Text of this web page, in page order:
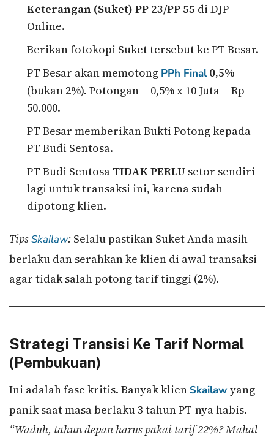
Keterangan (Suket) PP 23/PP 55 di DJP
Online.
Berikan fotokopi Suket tersebut ke PT Besar.
PT Besar akan memotong PPh Final0,5%
(bukan 2%). Potongan = 0,5% x 10 Juta = Rp
50.000.
PT Besar memberikan Bukti Potong kepada
PT Budi Sentosa.
PT Budi Sentosa TIDAK PERLU setor sendiri
lagi untuk transaksi ini, karena sudah
dipotong klien.
TipsSkailaw: Selalu pastikan Suket Anda masih
berlaku dan serahkan ke klien di awal transaksi
agar tidak salah potong tarif tinggi (2%).
Strategi Transisi Ke Tarif Normal
(Pembukuan)
Ini adalah fase kritis. Banyak klien Skailawyang
panik saat masa berlaku 3 tahun PT-nya habis.
“Waduh, tahun depan harus pakai tarif 22%? Mahal